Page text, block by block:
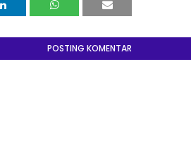
POSTING KOMENTAR